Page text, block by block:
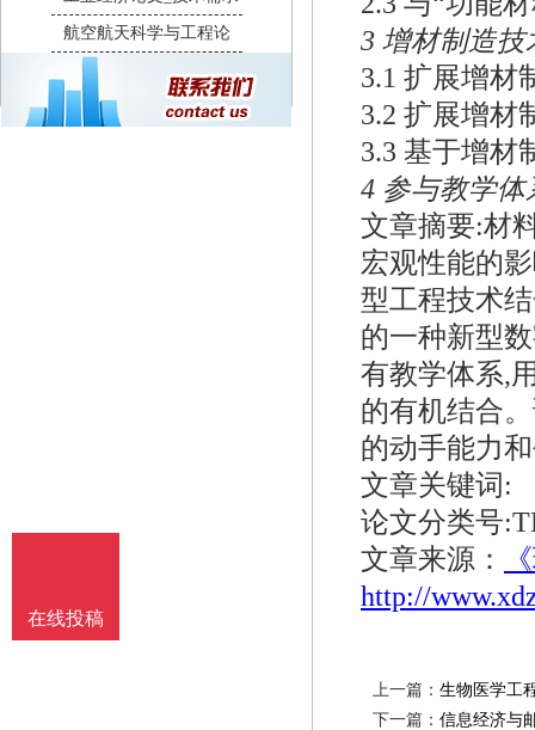
航空航天科学与工程论
3 增材制造
3.1 扩展增材
3.2 扩展增材
3.3 基于增材
4 参与教学
文章摘要:材
宏观性能的
型工程技术
的一种新型
有教学体系,
的有机结合
的动手能力
文章关键词:
论文分类号
文章来源：
http://
上一篇： 生物医学工
下一篇： 信息经济与
在线投稿